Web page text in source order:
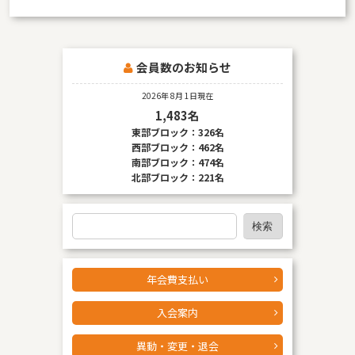
当該国の個人情報保護制度に関する情報
なお、個人情報保護委員会のホームページ
https://www.ppc.go.jp/）では、各国における個人情報
保護制度に関する情報について掲載されています。 お客様
が未成年の場合、親権者または後見人の承諾を得た上で、
本サービスを利用するものとします。
会員数のお知らせ
2026年 8月 1日現在
1,483名
東部ブロック：326名
西部ブロック：462名
南部ブロック：474名
北部ブロック：221名
検
索
検索
年会費支払い
入会案内
異動・変更・退会